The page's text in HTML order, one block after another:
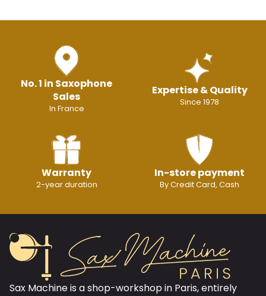
No. 1 in Saxophone
Sales
In France
Expertise & Quality
Since 1978
Warranty
2-year duration
In-store payment
By Credit Card, Cash
Sax Machine is a shop-workshop in Paris, entirely